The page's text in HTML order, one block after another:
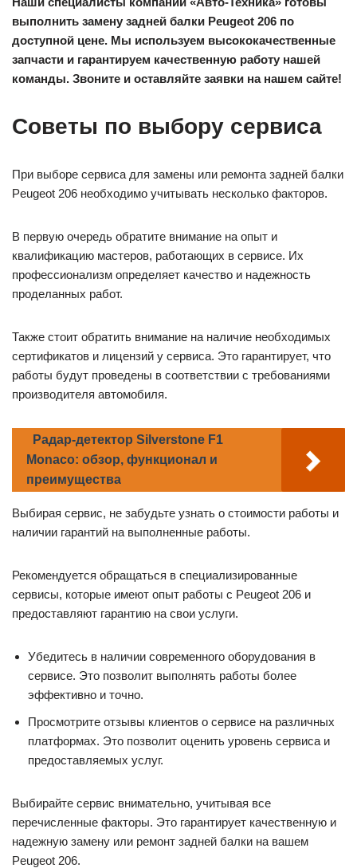
выполнить замену задней балки Peugeot 206 по
доступной цене. Мы используем высококачественные
запчасти и гарантируем качественную работу нашей
команды. Звоните и оставляйте заявки на нашем сайте!
Советы по выбору сервиса
При выборе сервиса для замены или ремонта задней балки
Peugeot 206 необходимо учитывать несколько факторов.
В первую очередь обратите внимание на опыт и
квалификацию мастеров, работающих в сервисе. Их
профессионализм определяет качество и надежность
проделанных работ.
Также стоит обратить внимание на наличие необходимых
сертификатов и лицензий у сервиса. Это гарантирует, что
работы будут проведены в соответствии с требованиями
производителя автомобиля.
Радар-детектор Silverstone F1
Monaco: обзор, функционал и
преимущества
Выбирая сервис, не забудьте узнать о стоимости работы и
наличии гарантий на выполненные работы.
Рекомендуется обращаться в специализированные
сервисы, которые имеют опыт работы с Peugeot 206 и
предоставляют гарантию на свои услуги.
Убедитесь в наличии современного оборудования в
сервисе. Это позволит выполнять работы более
эффективно и точно.
Просмотрите отзывы клиентов о сервисе на различных
платформах. Это позволит оценить уровень сервиса и
предоставляемых услуг.
Выбирайте сервис внимательно, учитывая все
перечисленные факторы. Это гарантирует качественную и
надежную замену или ремонт задней балки на вашем
Peugeot 206.